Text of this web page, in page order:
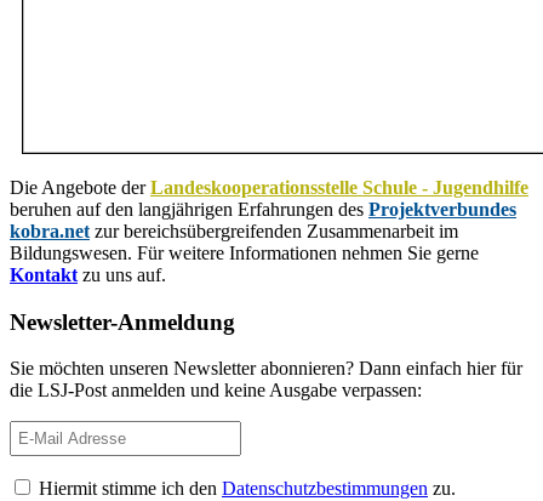
Die Angebote der Landeskooperationsstelle Schule - Jugendhilfe
beruhen auf den langjährigen Erfahrungen des Projektverbundes
kobra.net zur bereichsübergreifenden Zusammenarbeit im
Bildungswesen. Für weitere Informationen nehmen Sie gerne
Kontakt zu uns auf.
Newsletter-Anmeldung
Sie möchten unseren Newsletter abonnieren? Dann einfach hier für
die LSJ-Post anmelden und keine Ausgabe verpassen:
Hiermit stimme ich den Datenschutzbestimmungen zu.